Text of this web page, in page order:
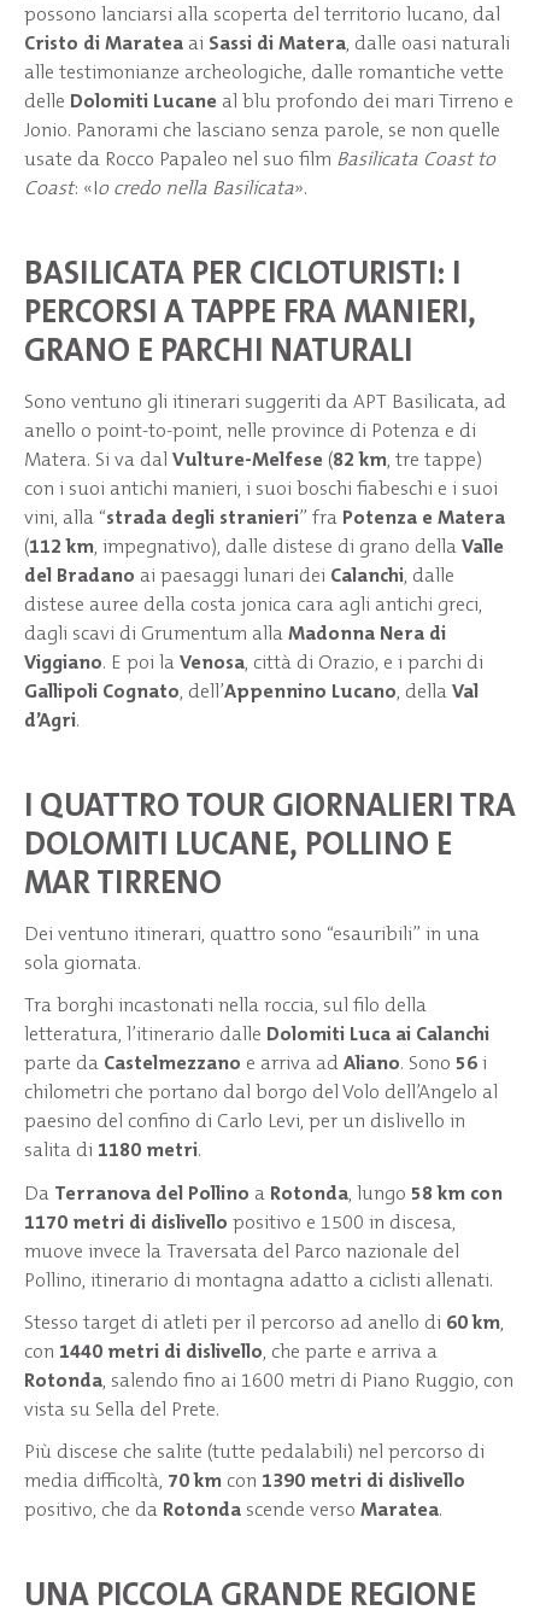
possono lanciarsi alla scoperta del territorio lucano, dal
Cristo di Maratea ai Sassi di Matera, dalle oasi naturali
alle testimonianze archeologiche, dalle romantiche vette
delle Dolomiti Lucane al blu profondo dei mari Tirreno e
Jonio. Panorami che lasciano senza parole, se non quelle
usate da Rocco Papaleo nel suo film Basilicata Coast to
Coast: «Io credo nella Basilicata».
BASILICATA PER CICLOTURISTI: I
PERCORSI A TAPPE FRA MANIERI,
GRANO E PARCHI NATURALI
Sono ventuno gli itinerari suggeriti da APT Basilicata, ad
anello o point-to-point, nelle province di Potenza e di
Matera. Si va dal Vulture-Melfese (82 km, tre tappe)
con i suoi antichi manieri, i suoi boschi fiabeschi e i suoi
vini, alla “strada degli stranieri” fra Potenza e Matera
(112 km, impegnativo), dalle distese di grano dellaValle
del Bradano ai paesaggi lunari dei Calanchi, dalle
distese auree della costa jonica cara agli antichi greci,
dagli scavi di Grumentum allaMadonna Nera di
Viggiano. E poi laVenosa, città di Orazio, e i parchi di
Gallipoli Cognato, dell’Appennino Lucano, dellaVal
d’Agri.
I QUATTRO TOUR GIORNALIERI TRA
DOLOMITI LUCANE, POLLINO E
MAR TIRRENO
Dei ventuno itinerari, quattro sono “esauribili” in una
sola giornata.
Tra borghi incastonati nella roccia, sul filo della
letteratura, l’itinerario dalle Dolomiti Luca ai Calanchi
parte da Castelmezzano e arriva adAliano. Sono 56i
chilometri che portano dal borgo del Volo dell’Angelo al
paesino del confino di Carlo Levi, per un dislivello in
salita di 1180 metri.
Da Terranova del Pollino a Rotonda, lungo 58 km con
1170 metri di dislivello positivo e 1500 in discesa,
muove invece la Traversata del Parco nazionale del
Pollino, itinerario di montagna adatto a ciclisti allenati.
Stesso target di atleti per il percorso ad anello di 60 km,
con 1440 metri di dislivello, che parte e arriva a
Rotonda, salendo fino ai 1600 metri di Piano Ruggio, con
vista su Sella del Prete.
Più discese che salite (tutte pedalabili) nel percorso di
media difficoltà, 70 km con 1390 metri di dislivello
positivo, che da Rotonda scende verso Maratea.
UNA PICCOLA GRANDE REGIONE